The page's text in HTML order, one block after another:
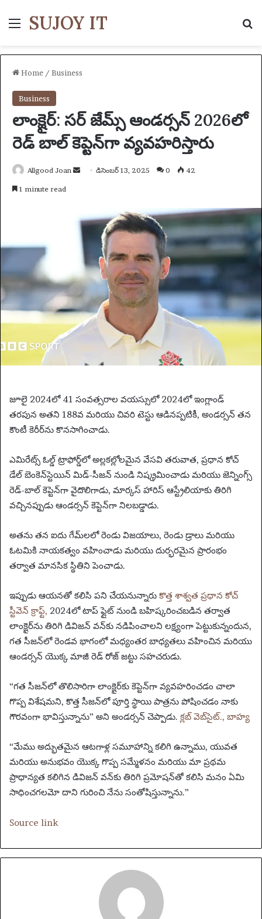
Menu
SUJOY IT
Home / Business
Business
లాంక్షైర్: సర్ జేమ్స్ ఆండర్సన్ 2026లో
రెడ్ బాల్ కెప్టెన్‌గా వ్యవహరిస్తారు
Allgood Joan
a
n
e
m
a
i
l
డిసెంబర్ 13, 2025 0 42
1 minute read
జూలై 2024లో 41 సంవత్సరాల వయస్సులో 2024లో ఇంగ్లాండ్
తరపున అతని 188వ మరియు చివరి టెస్టు ఆడినప్పటికీ, అండర్సన్ తన
కౌంటీ కెరీర్‌ను కొనసాగించాడు.
ఎమిరేట్స్ ఓల్డ్ ట్రాఫోర్డ్‌లో అల్లకల్లోలమైన వేసవి తరువాత, ప్రధాన కోచ్
డేల్ బెంకెన్‌స్టెయిన్ మిడ్-సీజన్ నుండి నిష్క్రమించాడు మరియు జెన్నింగ్స్
రెడ్-బాల్ కెప్టెన్‌గా వైదొలిగాడు, మార్కస్ హారిస్ ఆస్ట్రేలియాకు తిరిగి
వచ్చినప్పుడు ఆండర్సన్ కెప్టెన్‌గా నిలబడ్డాడు.
అతను తన ఐదు గేమ్‌లలో రెండు విజయాలు, రెండు డ్రాలు మరియు
ఓటమికి నాయకత్వం వహించాడు మరియు దుర్భరమైన ప్రారంభం
తర్వాత మానసిక స్థితిని పెంచాడు.
ఇప్పుడు ఆయనతో కలిసి పని చేయనున్నారు కొత్త శాశ్వత ప్రధాన కోచ్
స్టీవెన్ క్రాఫ్ట్, 2024లో టాప్ ఫ్లైట్ నుండి బహిష్కరించబడిన తర్వాత
లాంక్షైర్‌ను తిరిగి డివిజన్ వన్‌కు నడిపించాలని లక్ష్యంగా పెట్టుకున్నందున,
గత సీజన్‌లో రెండవ భాగంలో మధ్యంతర బాధ్యతలు వహించిన మరియు
ఆండర్సన్ యొక్క మాజీ రెడ్ రోజ్ జట్టు సహచరుడు.
“గత సీజన్‌లో తొలిసారిగా లాంక్షైర్‌కు కెప్టెన్‌గా వ్యవహరించడం చాలా
గొప్ప విశేషమని, కొత్త సీజన్‌లో పూర్తి స్థాయి పాత్రను పోషించడం నాకు
గౌరవంగా భావిస్తున్నాను” అని అండర్సన్ చెప్పాడు. క్లబ్ వెబ్‌సైట్., బాహ్య
“మేము అద్భుతమైన ఆటగాళ్ల సమూహాన్ని కలిగి ఉన్నాము, యువత
మరియు అనుభవం యొక్క గొప్ప సమ్మేళనం మరియు మా ప్రథమ
ప్రాధాన్యత కలిగిన డివిజన్ వన్‌కు తిరిగి ప్రమోషన్‌తో కలిసి మనం ఏమి
సాధించగలమో దాని గురించి నేను సంతోషిస్తున్నాను.”
Source link